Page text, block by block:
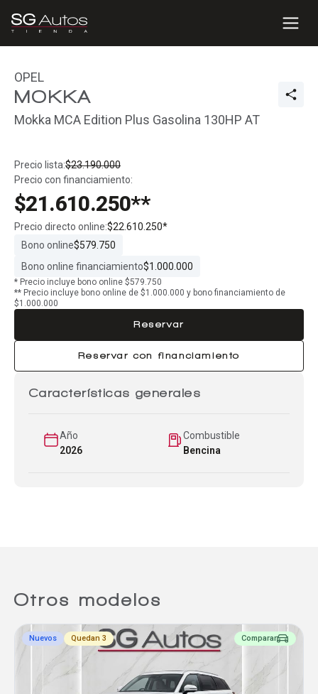
OPEL
MOKKA
Mokka MCA Edition Plus Gasolina 130HP AT
Precio lista:$23.190.000
Precio con financiamiento:
$21.610.250**
Precio directo online:$22.610.250*
Bono online$579.750
Bono online financiamiento$1.000.000
* Precio incluye bono online $579.750
** Precio incluye bono online de $1.000.000 y bono financiamiento de
$1.000.000
Reservar
Reservar con financiamiento
Características generales
Año
2026
Combustible
Bencina
Otros modelos
Nuevos Quedan 3 Comparar
Comparador